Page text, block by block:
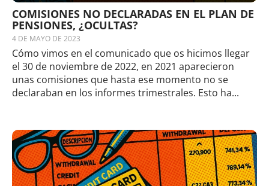
COMISIONES NO DECLARADAS EN EL PLAN DE
PENSIONES, ¿OCULTAS?
4 DE MAYO DE 2023
Cómo vimos en el comunicado que os hicimos llegar
el 30 de noviembre de 2022, en 2021 aparecieron
unas comisiones que hasta ese momento no se
declaraban en los informes trimestrales. Esto ha...